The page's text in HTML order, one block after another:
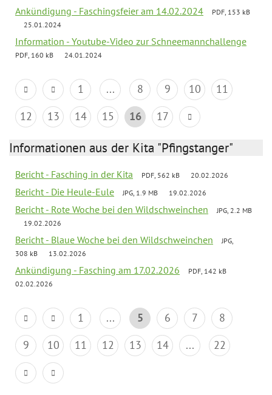
Ankündigung - Faschingsfeier am 14.02.2024
PDF, 153 kB
25.01.2024
Information - Youtube-Video zur Schneemannchallenge
PDF, 160 kB 24.01.2024
1 ... 8 9 10
11
12
13 14 15 16 17
Informationen aus der Kita "Pfingstanger"
Bericht - Fasching in der Kita PDF, 562 kB 20.02.2026
Bericht - Die Heule-Eule JPG, 1.9 MB 19.02.2026
Bericht - Rote Woche bei den Wildschweinchen
JPG, 2.2 MB
19.02.2026
Bericht - Blaue Woche bei den Wildschweinchen
JPG,
308 kB
13.02.2026
Ankündigung - Fasching am 17.02.2026
PDF, 142 kB
02.02.2026
1 ... 5 6 7
8
9
10 11 12 13 14 ... 22